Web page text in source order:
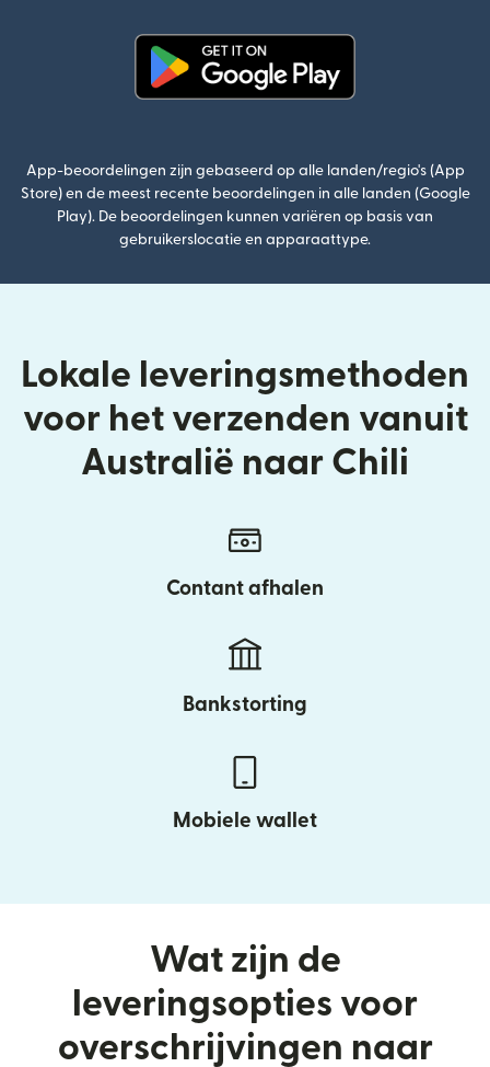
App-beoordelingen zijn gebaseerd op alle landen/regio's (App
Store) en de meest recente beoordelingen in alle landen (Google
Play). De beoordelingen kunnen variëren op basis van
gebruikerslocatie en apparaattype.
Lokale leveringsmethoden
voor het verzenden vanuit
Australië naar Chili
Contant afhalen
Bankstorting
Mobiele wallet
Wat zijn de
leveringsopties voor
overschrijvingen naar